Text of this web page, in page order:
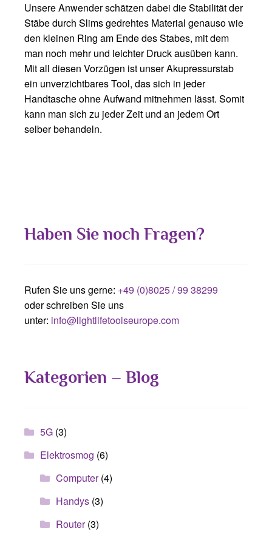
Unsere Anwender schätzen dabei die Stabilität der
Stäbe durch Slims gedrehtes Material genauso wie
den kleinen Ring am Ende des Stabes, mit dem
man noch mehr und leichter Druck ausüben kann.
Mit all diesen Vorzügen ist unser Akupressurstab
ein unverzichtbares Tool, das sich in jeder
Handtasche ohne Aufwand mitnehmen lässt. Somit
kann man sich zu jeder Zeit und an jedem Ort
selber behandeln.
Haben Sie noch Fragen?
Rufen Sie uns gerne: +49 (0)8025 / 99 38299
oder schreiben Sie uns
unter: info@lightlifetoolseurope.com
Kategorien – Blog
5G(3)
Elektrosmog (6)
Computer(4)
Handys(3)
Router(3)